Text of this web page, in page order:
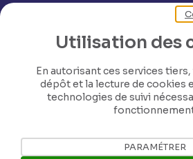
Utilisation des
En autorisant ces services
dépôt et la lecture de cookies
technologies de suivi
PARAMÉTRER